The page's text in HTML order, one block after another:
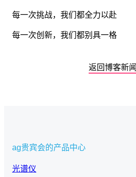
每一次挑战，我们都全力以赴
每一次创新，我们都别具一格
返回博客新闻
ag贵宾会的产品中心
光谱仪